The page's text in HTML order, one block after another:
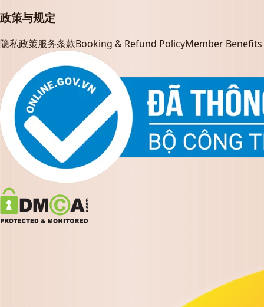
政策与规定
隐私政策服务条款Booking & Refund PolicyMember Benefits